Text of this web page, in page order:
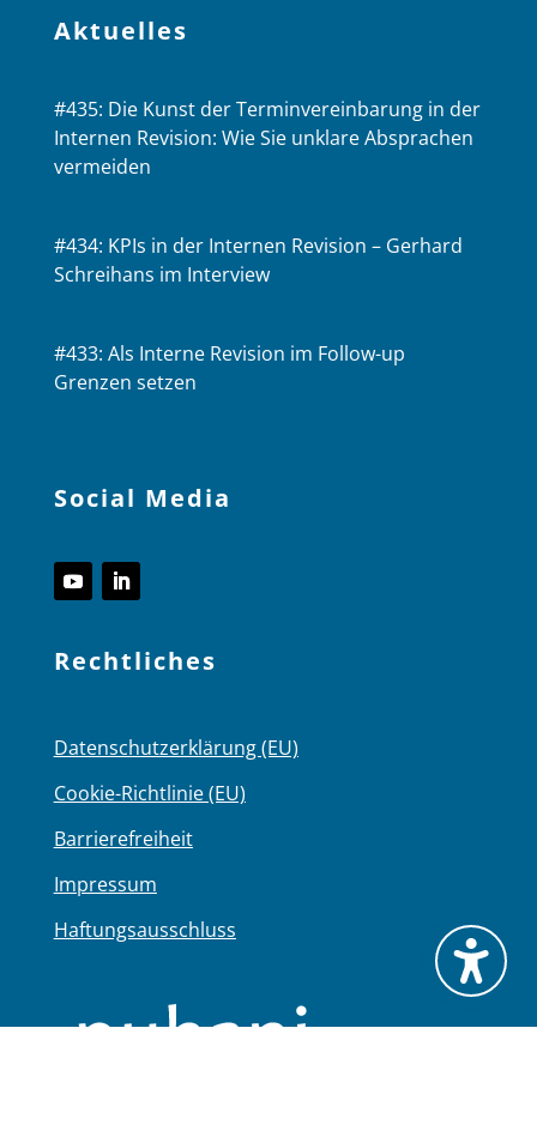
Aktuelles
#435: Die Kunst der Terminvereinbarung in der
Internen Revision: Wie Sie unklare Absprachen
vermeiden
#434: KPIs in der Internen Revision – Gerhard
Schreihans im Interview
#433: Als Interne Revision im Follow-up
Grenzen setzen
Social Media
Rechtliches
Datenschutzerklärung (EU)
Cookie-Richtlinie (EU)
Barrierefreiheit
Impressum
Haftungsausschluss